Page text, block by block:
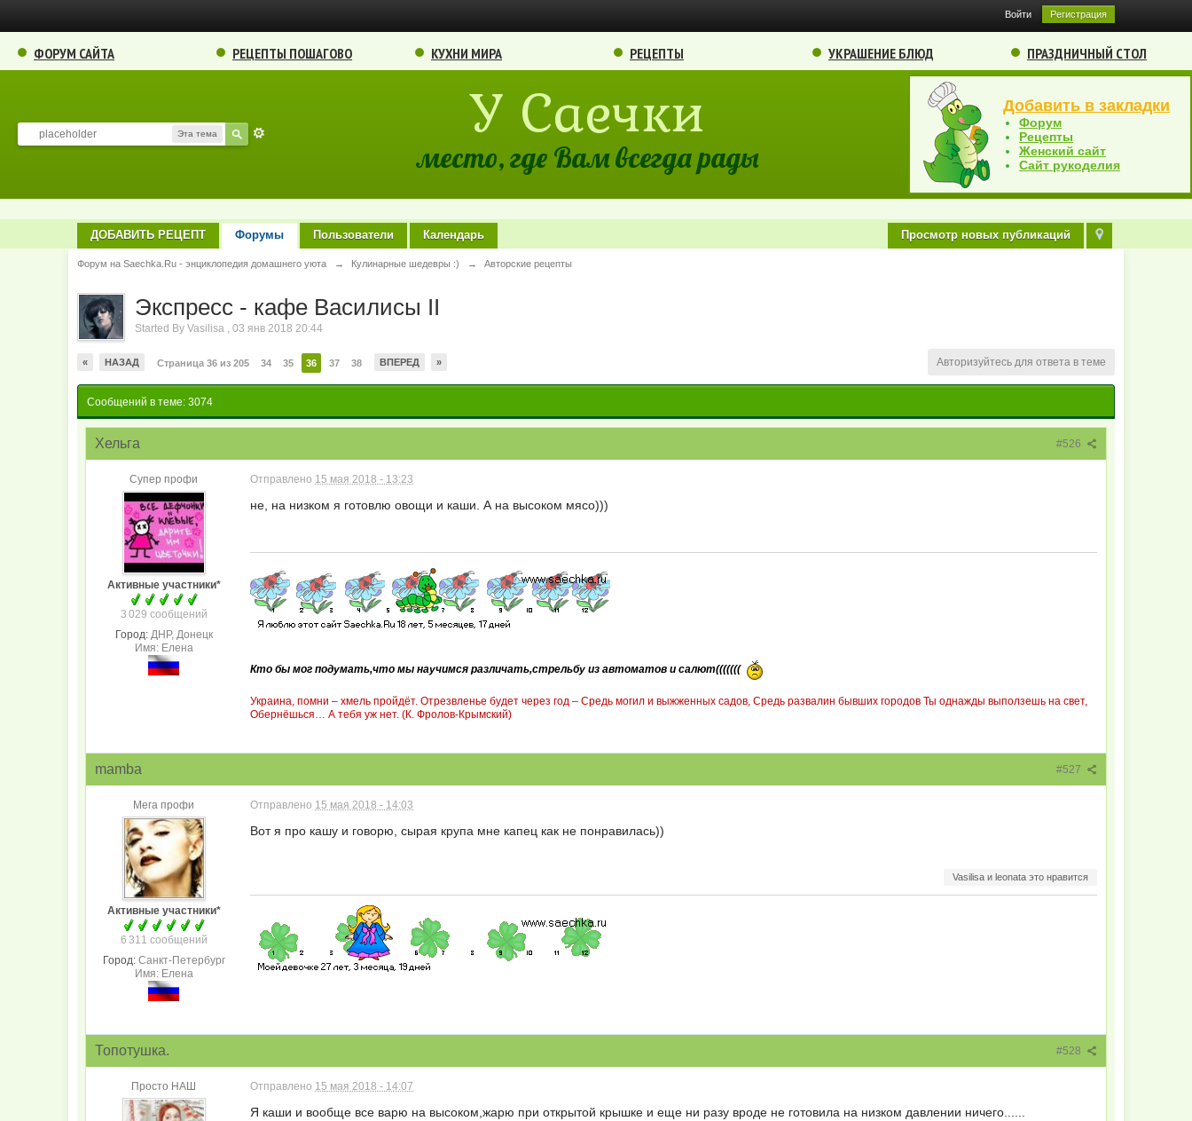
Войти Регистрация
ФОРУМ САЙТА РЕЦЕПТЫ ПОШАГОВО КУХНИ МИРА РЕЦЕПТЫ УКРАШЕНИЕ БЛЮД ПРАЗДНИЧНЫЙ СТОЛ
Эта тема У Саечки
место, где Вам всегда рады
Добавить в закладки
Форум
Рецепты
Женский сайт
Сайт рукоделия
Просмотр новых публикаций
ДОБАВИТЬ РЕЦЕПТ Форумы Пользователи Календарь
Форум на Saechka.Ru - энциклопедия домашнего уюта → Кулинарные шедевры :) → Авторские рецепты
Экспресс - кафе Василисы II
Started ByVasilisa ,03 янв 2018 20:44
« НАЗАД Страница 36 из 205 34 35 36 37 38 ВПЕРЕД » Авторизуйтесь для ответа в теме
Сообщений в теме: 3074
#526
Хельга
Супер профи
Активные участники*
3 029 сообщений
Город: ДНР, Донецк
Имя: Елена
Отправлено 15 мая 2018 - 13:23
не, на низком я готовлю овощи и каши. А на высоком мясо)))
Кто бы мог подумать,что мы научимся различать,стрельбу из автоматов и салют(((((((
Украина, помни – хмель пройдёт. Отрезвленье будет через год – Средь могил и выжженных садов, Средь развалин бывших городов Ты однажды выползешь на свет,
Обернёшься… А тебя уж нет. (К. Фролов-Крымский)
#527
mamba
Мега профи
Активные участники*
6 311 сообщений
Город: Санкт-Петербург
Имя: Елена
Отправлено 15 мая 2018 - 14:03
Вот я про кашу и говорю, сырая крупа мне капец как не понравилась))
Vasilisa и leonata это нравится
#528
Топотушка.
Просто НАШ Отправлено 15 мая 2018 - 14:07
Я каши и вообще все варю на высоком,жарю при открытой крышке и еще ни разу вроде не готовила на низком давлении ничего......